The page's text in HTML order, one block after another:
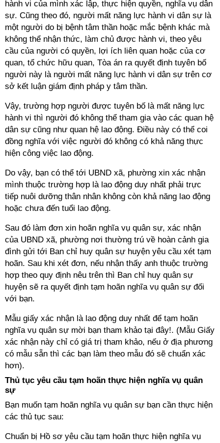
hành vi của mình xác lập, thực hiện quyền, nghĩa vụ dân
sự. Cũng theo đó, người mất năng lực hành vi dân sự là
một người do bị bệnh tâm thần hoặc mắc bệnh khác mà
không thể nhận thức, làm chủ được hành vi, theo yêu
cầu của người có quyền, lợi ích liên quan hoặc của cơ
quan, tổ chức hữu quan, Tòa án ra quyết định tuyên bố
người này là người mất năng lực hành vi dân sự trên cơ
sở kết luận giám định pháp y tâm thần.
Vậy, trường hợp người được tuyên bố là mất năng lực
hành vi thì người đó không thể tham gia vào các quan hệ
dân sự cũng như quan hệ lao động. Điều này có thể coi
đồng nghĩa với việc người đó không có khả năng thực
hiện công việc lao động.
Do vậy, bạn có thể tới UBND xã, phường xin xác nhận
mình thuộc trường hợp là lao động duy nhất phải trực
tiếp nuôi dưỡng thân nhân không còn khả năng lao động
hoặc chưa đến tuổi lao động.
Sau đó làm đơn xin hoãn nghĩa vụ quân sự, xác nhận
của UBND xã, phường nơi thường trú về hoàn cảnh gia
đình gửi tới Ban chỉ huy quân sự huyện yêu cầu xét tạm
hoãn. Sau khi xét đơn, nếu nhận thấy anh thuộc trường
hợp theo quy định nêu trên thì Ban chỉ huy quân sự
huyện sẽ ra quyết định tạm hoãn nghĩa vụ quân sự đối
với bạn.
Mẫu giấy xác nhận là lao động duy nhất để tạm hoãn
nghĩa vụ quân sự mời bạn tham khảo tại đây!. (Mẫu Giấy
xác nhận này chỉ có giá trị tham khảo, nếu ở địa phương
có mẫu sẵn thì các bạn làm theo mẫu đó sẽ chuẩn xác
hơn).
Thủ tục yêu cầu tạm hoãn thực hiện nghĩa vụ quân
sự
Bạn muốn tạm hoãn nghĩa vụ quân sự bạn cần thực hiện
các thủ tục sau:
Chuẩn bị Hồ sơ yêu cầu tạm hoãn thực hiện nghĩa vụ